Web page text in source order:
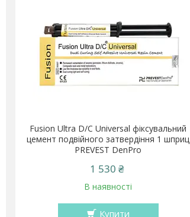
Fusion Ultra D/C Universal фіксувальний
цемент подвійного затвердіння 1 шприц
PREVEST DenPro
1 530 ₴
В наявності
Купити